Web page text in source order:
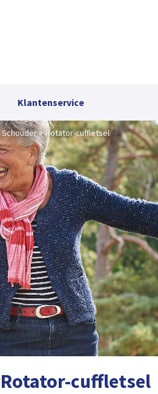
Klantenservice
Schouder Rotator-cuffletsel
Rotator-cuffletsel